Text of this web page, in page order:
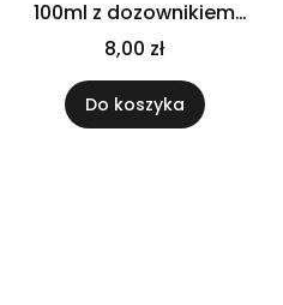
100ml z dozownikiem
białym
8,00 zł
Do koszyka